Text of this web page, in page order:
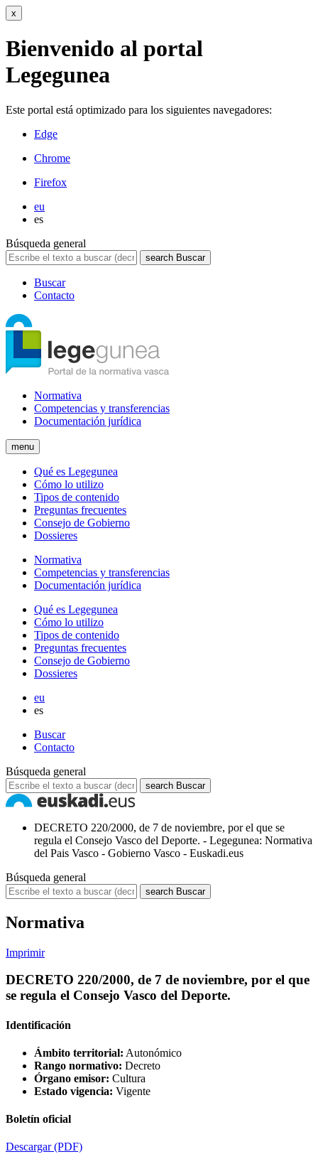
x
Bienvenido al portal
Legegunea
Este portal está optimizado para los siguientes navegadores:
Edge
Chrome
Firefox
eu
es
Búsqueda general
search Buscar
Buscar
Contacto
Normativa
Competencias y transferencias
Documentación jurídica
menu
Qué es Legegunea
Cómo lo utilizo
Tipos de contenido
Preguntas frecuentes
Consejo de Gobierno
Dossieres
Normativa
Competencias y transferencias
Documentación jurídica
Qué es Legegunea
Cómo lo utilizo
Tipos de contenido
Preguntas frecuentes
Consejo de Gobierno
Dossieres
eu
es
Buscar
Contacto
Búsqueda general
search Buscar
DECRETO 220/2000, de 7 de noviembre, por el que se
regula el Consejo Vasco del Deporte. - Legegunea: Normativa
del Pais Vasco - Gobierno Vasco - Euskadi.eus
Búsqueda general
search Buscar
Normativa
Imprimir
DECRETO 220/2000, de 7 de noviembre, por el que
se regula el Consejo Vasco del Deporte.
Identificación
Ámbito territorial: Autonómico
Rango normativo: Decreto
Órgano emisor: Cultura
Estado vigencia: Vigente
Boletín oficial
Descargar(PDF)